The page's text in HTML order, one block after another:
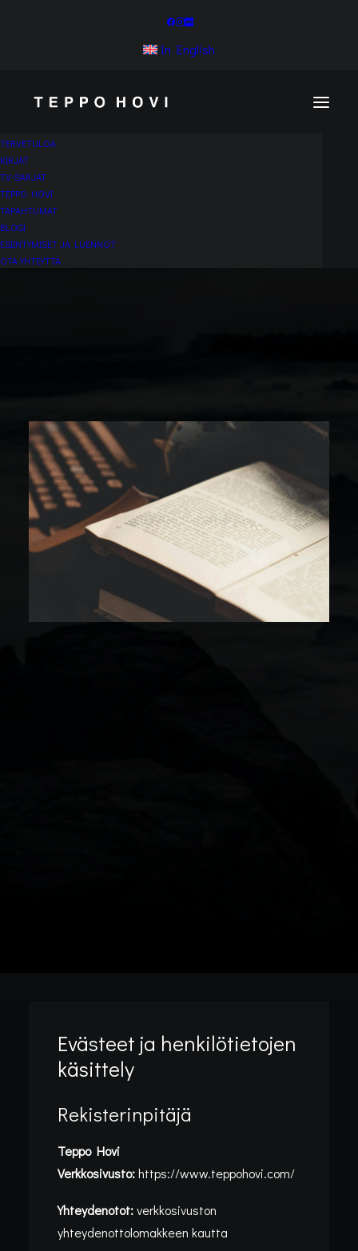
In English
TERVETULOA
KIRJAT
TV-SARJAT
TEPPO HOVI
TAPAHTUMAT
BLOGI
ESIINTYMISET JA LUENNOT
OTA YHTEYTTÄ
Evästeet ja henkilötietojen
käsittely
Rekisterinpitäjä
Teppo Hovi
Verkkosivusto:https://www.teppohovi.com/
Yhteydenotot:verkkosivuston
yhteydenottolomakkeen kautta